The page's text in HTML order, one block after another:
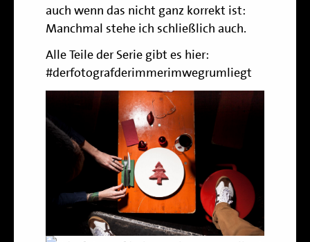
auch wenn das nicht ganz korrekt ist:
Manchmal stehe ich schließlich auch.
Alle Teile der Serie gibt es hier:
#derfotografderimmerimwegrumliegt